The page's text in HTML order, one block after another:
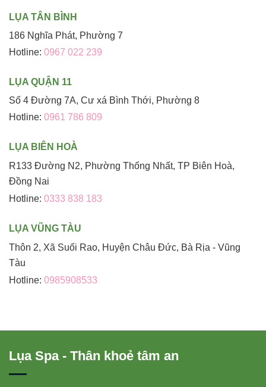
LỤA TÂN BÌNH
186 Nghĩa Phát, Phường 7
Hotline: 0967 022 239
LỤA QUẬN 11
Số 4 Đường 7A, Cư xá Bình Thới, Phường 8
Hotline: 0961 786 809
LỤA BIÊN HOÀ
R133 Đường N2, Phường Thống Nhất, TP Biên Hoà,
Đồng Nai
Hotline: 0333 838 183
LỤA VŨNG TÀU
Thôn 2, Xã Suối Rao, Huyện Châu Đức, Bà Rịa - Vũng
Tàu
Hotline: 0985908533
Lụa Spa - Thân khoẻ tâm an